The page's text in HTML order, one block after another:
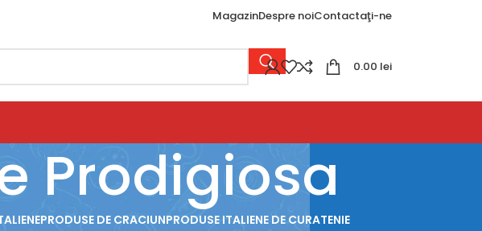
MagazinDespre noiContactaţi-ne
0.00 lei
Prodigiosa
PRODUSE DE CRACIUNPRODUSE ITALIENE DE CURATENIE